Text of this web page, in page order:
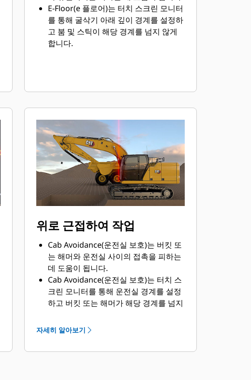
E-Floor(e 플로어)는 터치 스크린 모니터
를 통해 굴삭기 아래 깊이 경계를 설정하
고 붐 및 스틱이 해당 경계를 넘지 않게
합니다.
위로 근접하여 작업
Cab Avoidance(운전실 보호)는 버킷 또
는 해머와 운전실 사이의 접촉을 피하는
데 도움이 됩니다.
Cab Avoidance(운전실 보호)는 터치 스
크린 모니터를 통해 운전실 경계를 설정
하고 버킷 또는 해머가 해당 경계를 넘지
자세히 알아보기